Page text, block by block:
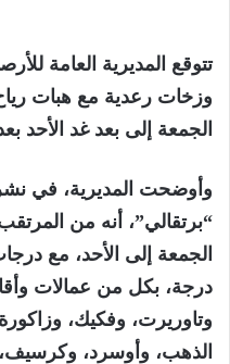
تتوقع المديرية العامة
وزخات رعدية مع هبات
الجمعة إلى بعد غد الأحد
وأوضحت المديرية، في
“برتقالي”، أنه من
درجة، بكل من عمالات
وتاوريرت، وفكيك،
الذهب، وأوسرد،